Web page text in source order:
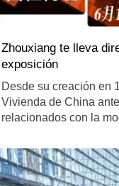
Zhouxiang te lleva
exposición
Desde su creación en
Vivienda de China
relacionados con la
emisiones de carbono.